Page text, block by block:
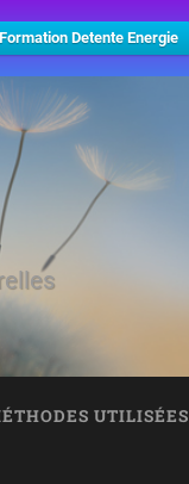
Formation Detente Energie
UTILISÉES